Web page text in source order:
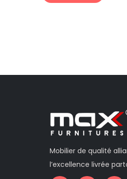
Mobilier de qualité
l’excellence livrée